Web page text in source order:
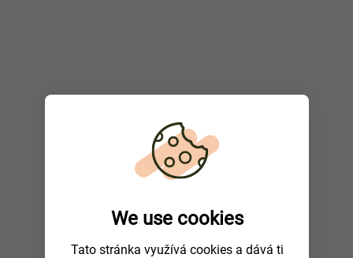
We use cookies
Tato stránka využívá cookies a dává ti